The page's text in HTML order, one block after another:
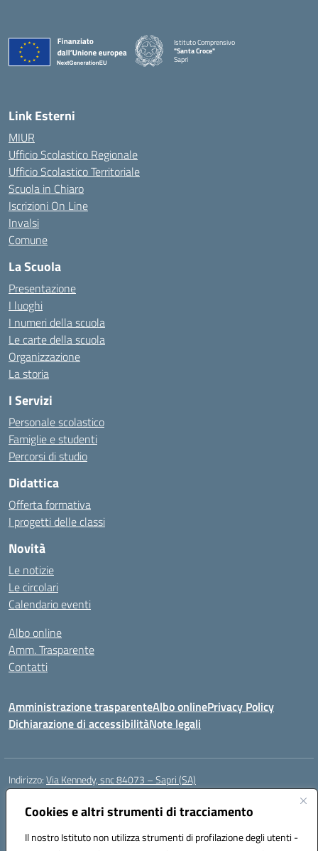
Cookies e altri strumenti di tracciamento
Il nostro Istituto non utilizza strumenti di profilazione degli utenti -
Istituto Comprensivo
"Santa Croce"
Sapri
— Visita la pagina iniziale della scuola
Link Esterni
MIUR
Ufficio Scolastico Regionale
Ufficio Scolastico Territoriale
Scuola in Chiaro
Iscrizioni On Line
Invalsi
Comune
La Scuola
Presentazione
I luoghi
I numeri della scuola
Le carte della scuola
Organizzazione
La storia
I Servizi
Personale scolastico
Famiglie e studenti
Percorsi di studio
Didattica
Offerta formativa
I progetti delle classi
Novità
Le notizie
Le circolari
Calendario eventi
Albo online
Amm. Trasparente
Contatti
Amministrazione trasparenteAlbo onlinePrivacy Policy
Dichiarazione di accessibilitàNote legali
Indirizzo:Via Kennedy, snc 84073 – Sapri (SA)
Centralino:
Posta elettronica certificata (PEC):saic878008@pec.istruzione.it
Codice fiscale: 84002700650